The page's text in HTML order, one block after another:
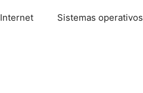
Internet Sistemas operativos